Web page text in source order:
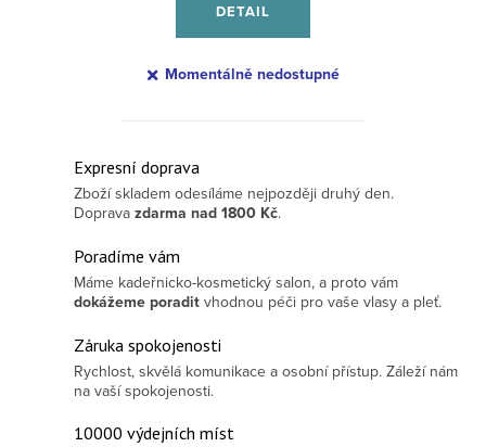
DETAIL
Momentálně nedostupné
Ovládací prvky výpisu
Expresní doprava
Zboží skladem odesíláme nejpozději druhý den.
Doprava zdarma nad 1800 Kč.
Poradíme vám
Máme kadeřnicko-kosmetický salon, a proto vám
dokážeme poradit vhodnou péči pro vaše vlasy a pleť.
Záruka spokojenosti
Rychlost, skvělá komunikace a osobní přístup. Záleží nám
na vaší spokojenosti.
10000 výdejních míst